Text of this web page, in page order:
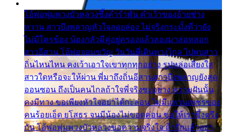
โอ้พ่อพุ่มพวงบัวหลวงซึ้งคำรำพัน คำเว้าของอ้ายช่าง
หวาน สาวบึงพลาญหัวใจลอยล่อง ไม่จริงกระมั้งที่ว่ายัง
ไม่มีใครข้อง น้องกลัวมีคู่อยู่ครองแล้วลองมาล่อหลอก
สาวอีสาน โอ้พ่อจอมขวัญ วันวันพี่เดินทางไกล ไปพบสาว
ถิ่นไหนไหน คงเว้าเอาใจเขาทุกทุกอย่าง รูปหล่อเสียงใส
สาวใดหรือจะให้ผ่าน พี่มาถึงถิ่นอีสานสาวบึงพลาญยังสุด
ออนซอน ถึงเป็นคนไกลถ้าใจพี่จริงซะอย่าง ความฝันนั้น
คงมีทาง ขอเพียงหัวใจอย่าได้กะล่อน ไม่มีแหวนเพชรของ
คนร้อยเอ็ด ยโสธร จนมีน้องไม่ขอดค่อน ขอให้เราซึ้งตรึง
กัน โอ้พ่อพุ่มพวงบัวหลวงขอความจริงใจ ถ้ารักแล้วอย่า